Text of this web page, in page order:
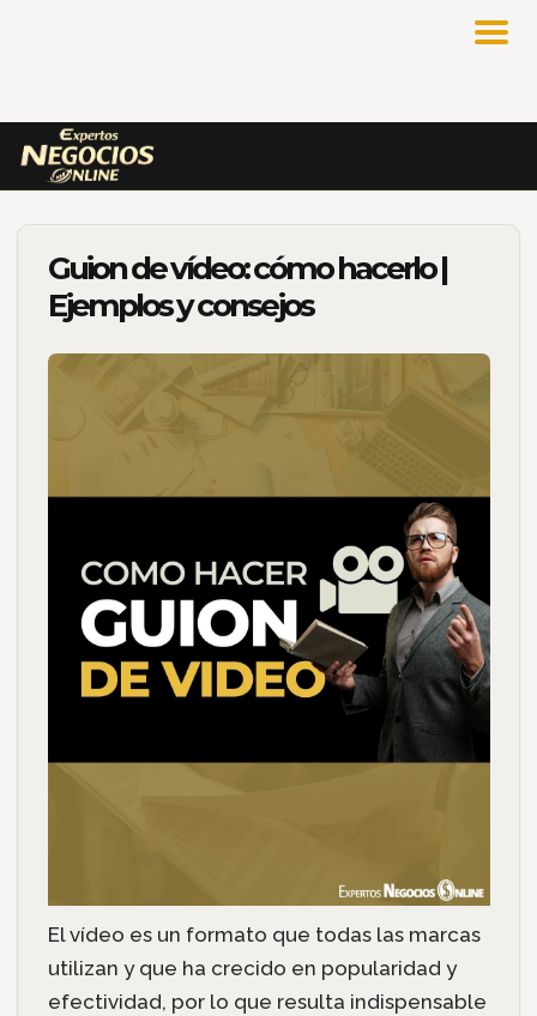
Guion de vídeo: cómo hacerlo |
Ejemplos y consejos
El vídeo es un formato que todas las marcas
utilizan y que ha crecido en popularidad y
efectividad, por lo que resulta indispensable